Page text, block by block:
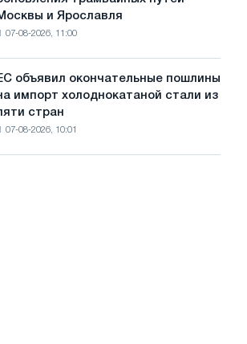
и Ярославля
07-08-2026, 11:00
объявил окончательные пошлины
импорт холоднокатаной стали из
стран
07-08-2026, 10:01